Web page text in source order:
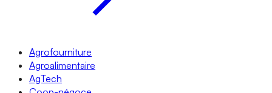
Agrofourniture
Agroalimentaire
AgTech